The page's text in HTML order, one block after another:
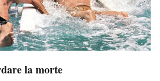
la morte